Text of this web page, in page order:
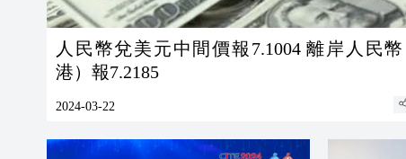
人民幣兌美元中間價報7.1004 離岸人民
港）報7.2185
2024-03-22